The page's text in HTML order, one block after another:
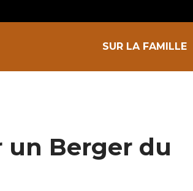
SUR LA FAMILLE
Berger du